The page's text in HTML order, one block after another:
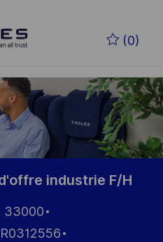
(0)
industrie F/H
33000
R0312556